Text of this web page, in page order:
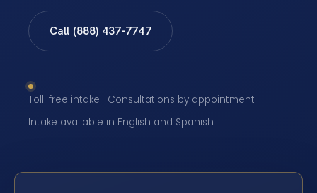
Call (888) 437-7747
Toll-free intake · Consultations by appointment ·
Intake available in English and Spanish